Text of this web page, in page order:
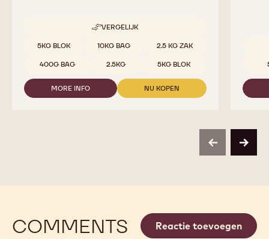
VERGELIJK
-
Beschikbare maten
5KG BLOK 10KG BAG 2.5 KG ZAK
400G BAG 2.5KG 5KG BLOK
MORE INFO
-
NU KOPEN
-
previousnext
COMMENTS Reactie toevoegen